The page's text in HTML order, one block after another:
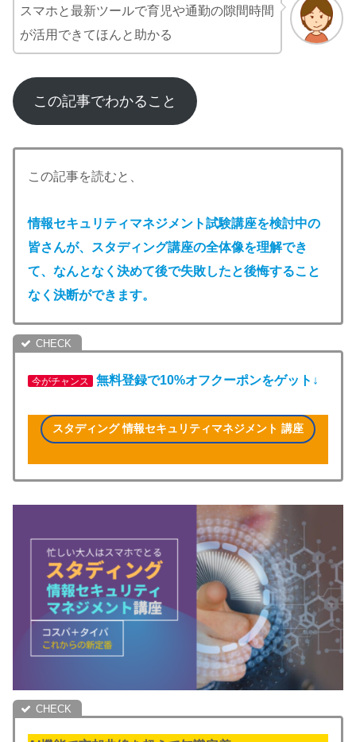
スマホと最新ツールで育児や通勤の隙間時間
が活用できてほんと助かる
この記事でわかること
この記事を読むと、
情報セキュリティマネジメント試験講座を検討中の
皆さんが、スタディング講座の全体像を理解でき
て、なんとなく決めて後で失敗したと後悔すること
なく決断ができます。
今がチャンス 無料登録で10%オフクーポンをゲット↓
スタディング 情報セキュリティマネジメント 講座